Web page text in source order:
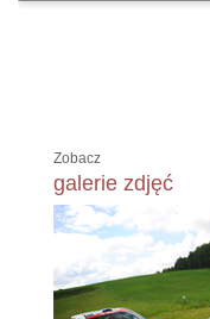
Zobacz
galerie zdjęć